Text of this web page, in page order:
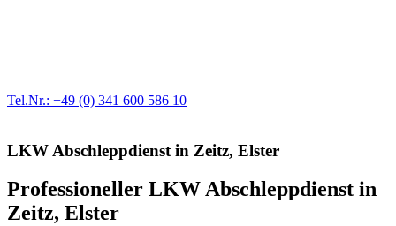
Tel.Nr.: +49 (0) 341 600 586 10
LKW Abschleppdienst in Zeitz, Elster
Professioneller LKW Abschleppdienst in
Zeitz, Elster